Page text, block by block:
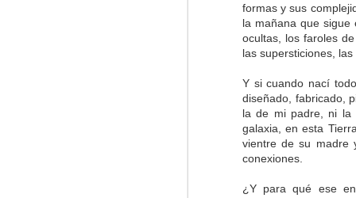
formas y sus
la mañana que
ocultas, los faroles
las supersticiones,
Y si cuando nací
diseñado, fabricado,
la de mi padre, ni la
galaxia, en esta
vientre de su madre
conexiones.
¿Y para qué ese